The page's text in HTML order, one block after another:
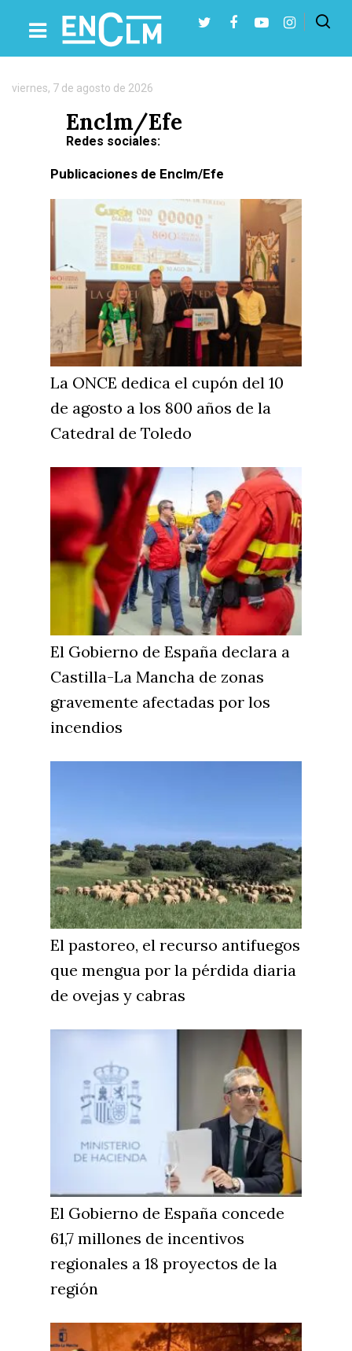
Enclm/Efe
Presiona Intro para buscar o ESC para cerrar
viernes, 7 de agosto de 2026
Enclm/Efe
Redes sociales:
Publicaciones de Enclm/Efe
La ONCE dedica el cupón del 10
de agosto a los 800 años de la
Catedral de Toledo
El Gobierno de España declara a
Castilla-La Mancha de zonas
gravemente afectadas por los
incendios
El pastoreo, el recurso antifuegos
que mengua por la pérdida diaria
de ovejas y cabras
El Gobierno de España concede
61,7 millones de incentivos
regionales a 18 proyectos de la
región
Toledo
Sanidad